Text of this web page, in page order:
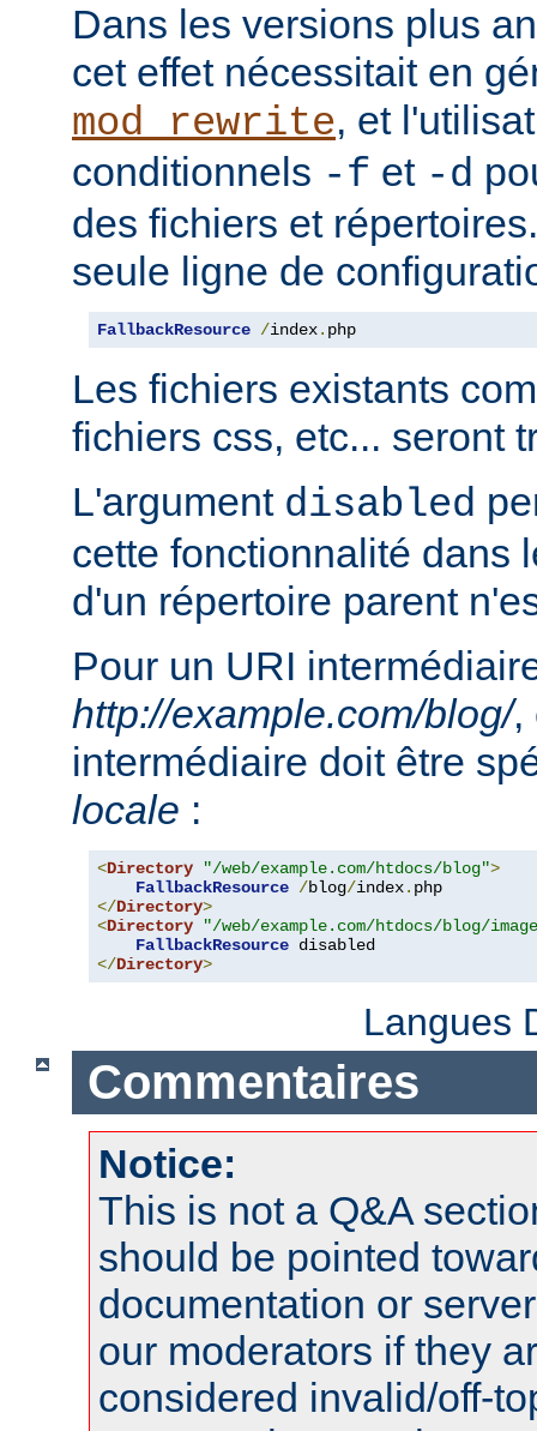
Dans les versions plus
cet effet nécessitait en
mod_rewrite, et
conditionnels -f et -d
des fichiers et
seule ligne de
FallbackResource /index. php
Les fichiers existants
fichiers css, etc... seront
L'argument disabled
cette fonctionnalité dans
d'un répertoire parent
Pour un URI
http://example.com/blog/,
intermédiaire doit être
locale :
<Directory "/web/example.com/htdocs/blog">
FallbackResource /blog/index.
</Directory>
<Directory
"/web/example.com/htdocs/blog/
FallbackResource
</Directory>
Langues
Commentaires
Notice:
This is not a Q&A
should be pointed
documentation or
our moderators if they
considered invalid/off-